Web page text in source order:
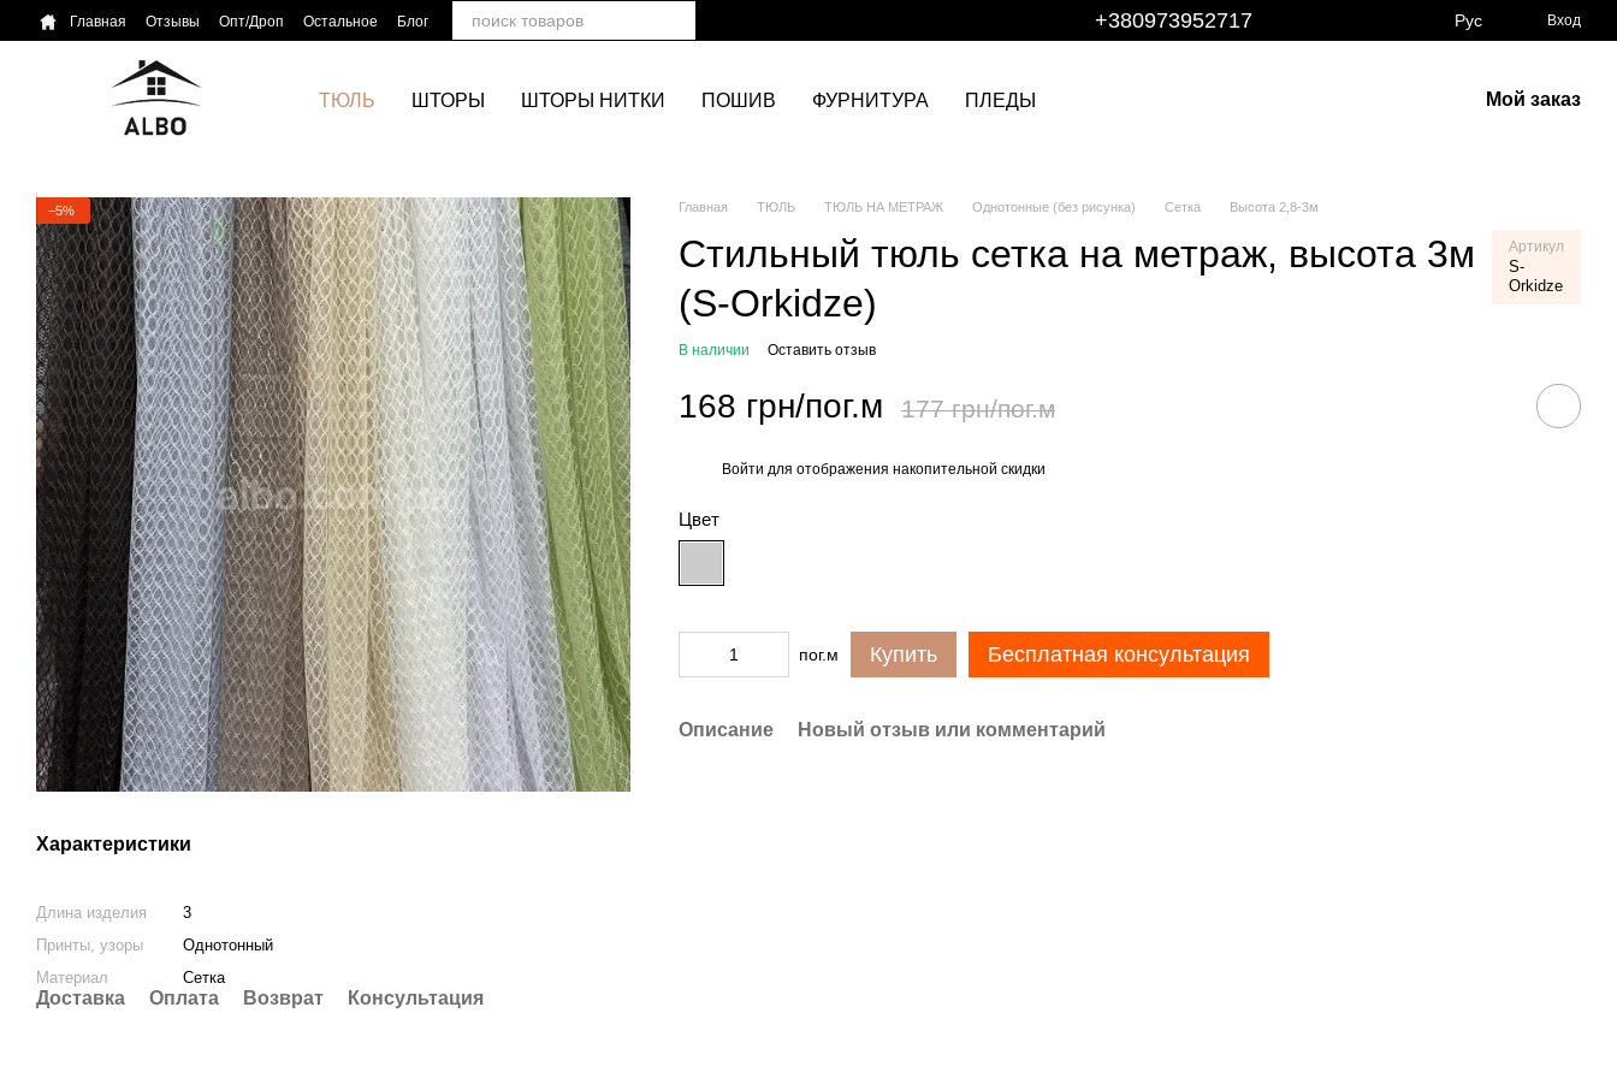
Перейти к основному контенту
Главная Отзывы Опт/Дроп Остальное Блог +380973952717 Рус Вход
ТЮЛЬ ШТОРЫ ШТОРЫ НИТКИ ПОШИВ ФУРНИТУРА ПЛЕДЫ Мой заказ
−5%
Характеристики
Длина изделия
3
Принты, узоры
Однотонный
Материал
Сетка
Доставка Оплата Возврат Консультация
Главная ТЮЛЬ ТЮЛЬ НА МЕТРАЖ Однотонные (без рисунка) Сетка Высота 2,8-3м
Стильный тюль сетка на метраж, высота 3м
(S-Orkidze)
Артикул
S-
Orkidze
В наличии Оставить отзыв
168 грн/пог.м 177 грн/пог.м
Войти для отображения накопительной скидки
Цвет
пог.м Купить Бесплатная консультация
Описание Новый отзыв или комментарий